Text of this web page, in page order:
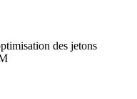
des jetons